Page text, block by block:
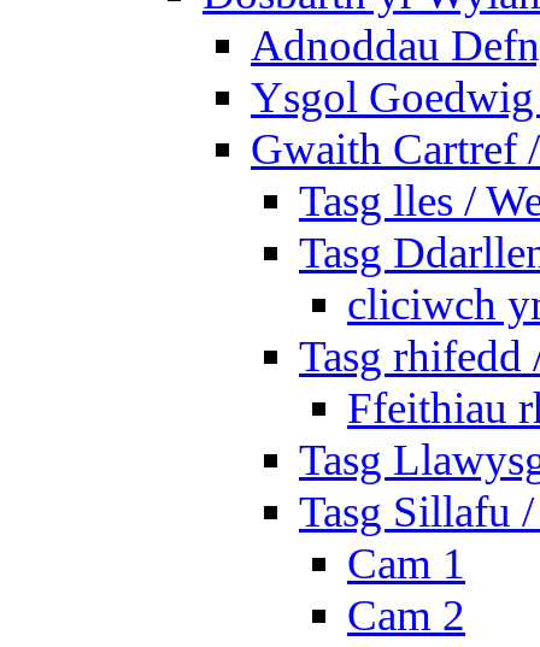
Adnoddau
Ysgol
Gwaith Cartref
Tasg lles /
Tasg
cliciwch
Tasg rhifedd
Ffeithiau
Tasg
Tasg Sillafu
Cam 1
Cam 2